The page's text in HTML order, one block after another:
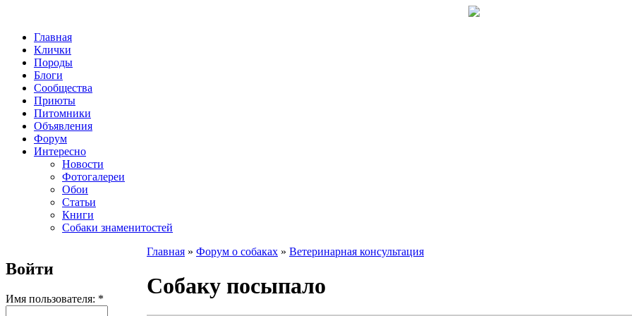
Главная
Клички
Породы
Блоги
Сообщества
Приюты
Питомники
Объявления
Форум
Интересно
Новости
Фотогалереи
Обои
Статьи
Книги
Собаки знаменитостей
Войти
Имя пользователя: *
Главная » Форум о собаках » Ветеринарная консультация
Собаку посыпало